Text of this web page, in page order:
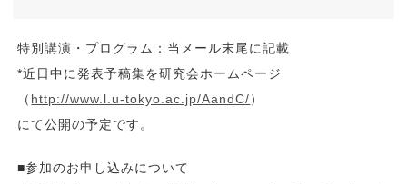
特別講演・プログラム：当メール末尾に記載
*近日中に発表予稿集を研究会ホームページ
（ http://www.l.u-tokyo.ac.jp/AandC/）
にて公開の予定です。
■参加のお申し込みについて